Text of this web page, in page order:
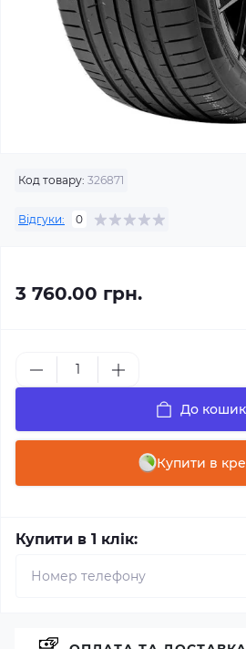
Код товару: 326871
Відгуки: 0
3 760.00 грн.
До
Купити в
Купити в 1 клік: